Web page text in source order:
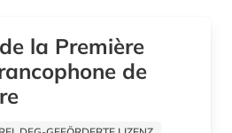
la Première
de